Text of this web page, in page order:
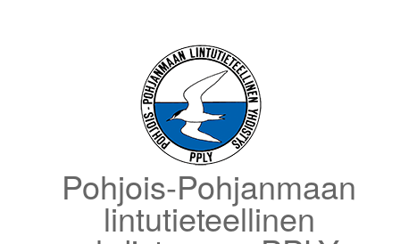
Pohjois-Pohjanmaan
lintutieteellinen